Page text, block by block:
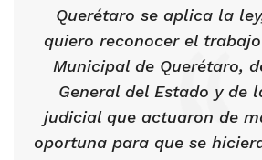
Querétaro se aplica la
quiero reconocer el
Municipal de Querétaro,
General del Estado y de
judicial que actuaron de
oportuna para que se